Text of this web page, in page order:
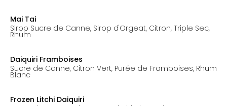
Mai Tai
Sirop Sucre de Canne, Sirop d'Orgeat, Citron, Triple Sec,
Rhum
Daiquiri Framboises
Sucre de Canne, Citron Vert, Purée de Framboises, Rhum
Blanc
Frozen Litchi Daiquiri